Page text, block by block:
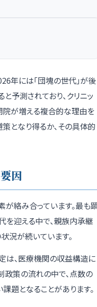
年には「団塊の世代」が後
予測されており、クリニッ
院が増える複合的な理由を
となり得るか、その具体的
因
絡み合っています。最も
を迎える中で、親族内承継
況が続いています。
は、医療機関の収益構造に
政策の流れの中で、点数の
題となることがあります。